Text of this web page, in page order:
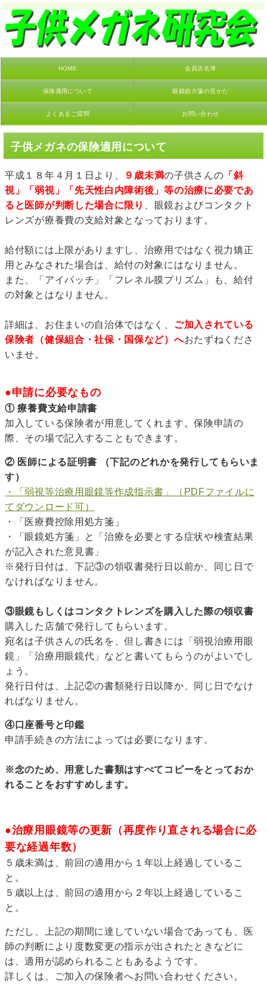
HOME 会員店名簿
保険適用について 眼鏡処方箋の見かた
よくあるご質問 お問い合わせ
子供メガネの保険適用について
平成１８年４月１日より、 ９歳未満の子供さんの 「斜
視」「弱視」「先天性白内障術後」等の治療に必要であ
ると医師が判断した場合に限り 、眼鏡およびコンタクト
レンズが療養費の支給対象となっております。
給付額には上限がありますし、治療用ではなく視力矯正
用とみなされた場合は、給付の対象にはなりません。
また、「アイパッチ」「フレネル膜プリズム」も、給付
の対象とはなりません。
詳細は、お住まいの自治体ではなく、 ご加入されている
保険者（健保組合・社保・国保など）へおたずねくださ
いませ。
●申請に必要なもの
① 療養費支給申請書
加入している保険者が用意してくれます。保険申請の
際、その場で記入することもできます。
② 医師による証明書 （下記のどれかを発行してもらいま
す）
・「弱視等治療用眼鏡等作成指示書」（PDFファイルに
てダウンロード可）
・「医療費控除用処方箋」
・「眼鏡処方箋」と「治療を必要とする症状や検査結果
が記入された意見書」
※発行日付は、下記③の領収書発行日以前か、同じ日で
なければなりません。
③眼鏡もしくはコンタクトレンズを購入した際の領収書
購入した店舗で発行してもらいます。
宛名は子供さんの氏名を、但し書きには「弱視治療用眼
鏡」「治療用眼鏡代」などと書いてもらうのがよいでし
ょう。
発行日付は、上記②の書類発行日以降か、同じ日でなけ
ればなりません。
④口座番号と印鑑
申請手続きの方法によっては必要になります。
※念のため、用意した書類はすべてコピーをとっておか
れることをおすすめします。
●治療用眼鏡等の更新（再度作り直される場合に必
要な経過年数）
５歳未満は、前回の適用から１年以上経過しているこ
と。
５歳以上は、前回の適用から２年以上経過しているこ
と。
ただし、上記の期間に達していない場合であっても、医
師の判断により度数変更の指示が出されたときなどに
は、適用が認められることもあるようです。
詳しくは、ご加入の保険者へお問い合わせください。